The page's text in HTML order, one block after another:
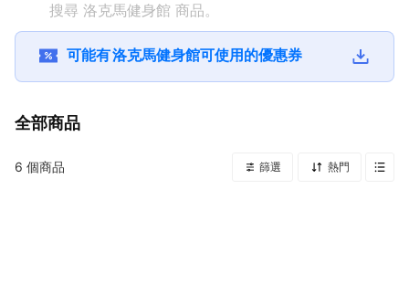
搜尋 洛克馬健身館 商品。
可能有洛克馬健身館可使用的優惠券
全部商品
6 個商品 篩選 熱門